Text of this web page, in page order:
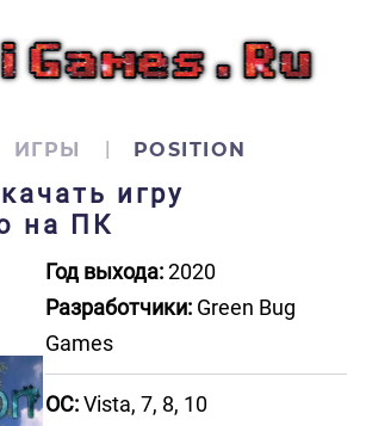
ИГРЫ POSITION
игру
на ПК
Год выхода:2020
Разработчики: Green Bug
Games
ОС:Vista, 7, 8, 10